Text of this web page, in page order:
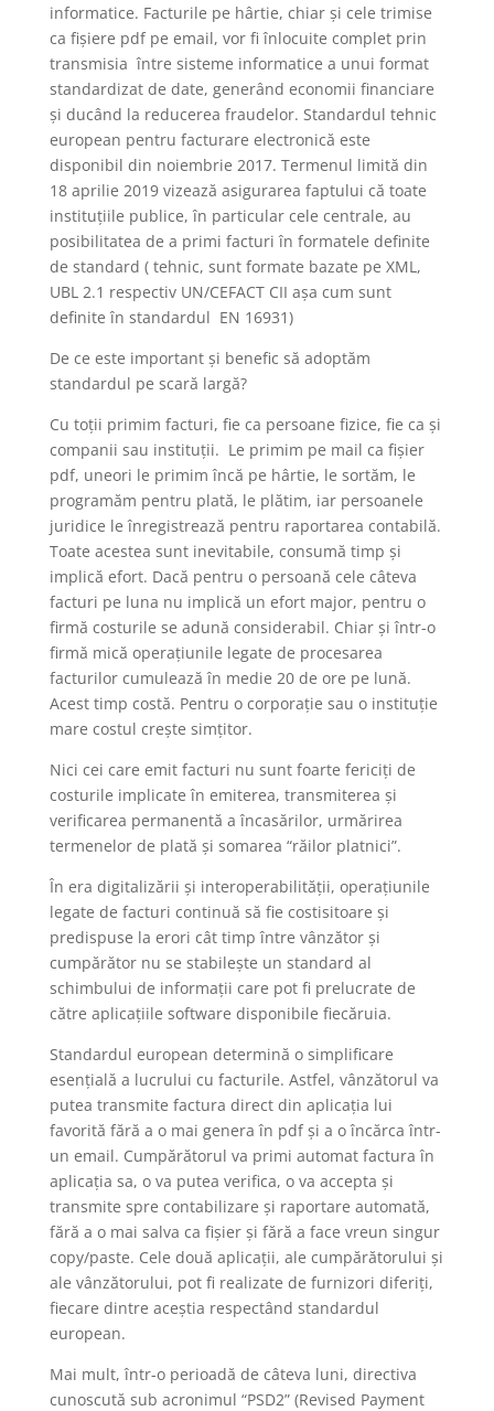
informatice. Facturile pe hârtie, chiar și cele trimise
ca fișiere pdf pe email, vor fi înlocuite complet prin
transmisia între sisteme informatice a unui format
standardizat de date, generând economii financiare
și ducând la reducerea fraudelor. Standardul tehnic
european pentru facturare electronică este
disponibil din noiembrie 2017. Termenul limită din
18 aprilie 2019 vizează asigurarea faptului că toate
instituțiile publice, în particular cele centrale, au
posibilitatea de a primi facturi în formatele definite
de standard ( tehnic, sunt formate bazate pe XML,
UBL 2.1 respectiv UN/CEFACT CII așa cum sunt
definite în standardul EN 16931)
De ce este important și benefic să adoptăm
standardul pe scară largă?
Cu toții primim facturi, fie ca persoane fizice, fie ca și
companii sau instituții. Le primim pe mail ca fișier
pdf, uneori le primim încă pe hârtie, le sortăm, le
programăm pentru plată, le plătim, iar persoanele
juridice le înregistrează pentru raportarea contabilă.
Toate acestea sunt inevitabile, consumă timp și
implică efort. Dacă pentru o persoană cele câteva
facturi pe luna nu implică un efort major, pentru o
firmă costurile se adună considerabil. Chiar și într-o
firmă mică operațiunile legate de procesarea
facturilor cumulează în medie 20 de ore pe lună.
Acest timp costă. Pentru o corporație sau o instituție
mare costul crește simțitor.
Nici cei care emit facturi nu sunt foarte fericiți de
costurile implicate în emiterea, transmiterea și
verificarea permanentă a încasărilor, urmărirea
termenelor de plată și somarea “răilor platnici”.
În era digitalizării și interoperabilității, operațiunile
legate de facturi continuă să fie costisitoare și
predispuse la erori cât timp între vânzător și
cumpărător nu se stabilește un standard al
schimbului de informații care pot fi prelucrate de
către aplicațiile software disponibile fiecăruia.
Standardul european determină o simplificare
esențială a lucrului cu facturile. Astfel, vânzătorul va
putea transmite factura direct din aplicația lui
favorită fără a o mai genera în pdf și a o încărca într-
un email. Cumpărătorul va primi automat factura în
aplicația sa, o va putea verifica, o va accepta și
transmite spre contabilizare și raportare automată,
fără a o mai salva ca fișier și fără a face vreun singur
copy/paste. Cele două aplicații, ale cumpărătorului și
ale vânzătorului, pot fi realizate de furnizori diferiți,
fiecare dintre aceștia respectând standardul
european.
Mai mult, într-o perioadă de câteva luni, directiva
cunoscută sub acronimul “PSD2” (Revised Payment